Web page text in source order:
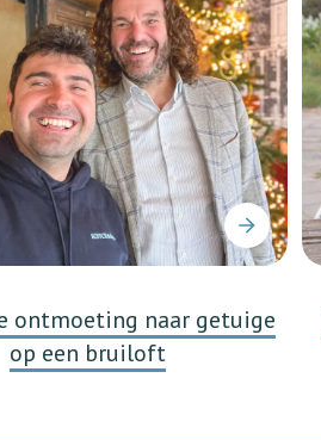
ontmoeting naar getuige
op een bruiloft